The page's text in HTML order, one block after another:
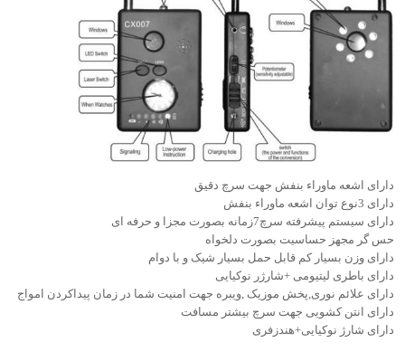
دارای اشعه ماوراء بنفش جهت سرچ دقیق
دارای 3نوع توان اشعه ماوراء بنفش
دارای سیستم پیشرفته سرچ7زمانه بصورت مجزا و حرفه ای
حس گر مجهز حساسیت بصورت دلخواه
دارای وزن بسیار کم قابل حمل بسیار شیک و با دوام
دارای باطری لیتیومی +شارژر نوکیایی
دارای علائم نوری,پخش موزیک ,ویبره جهت امنیت شما در زمان پیداکردن امواج
دارای انتن کشویی جهت سرچ بیشتر مسافت
دارای شارژ نوکیایی+هندزفری